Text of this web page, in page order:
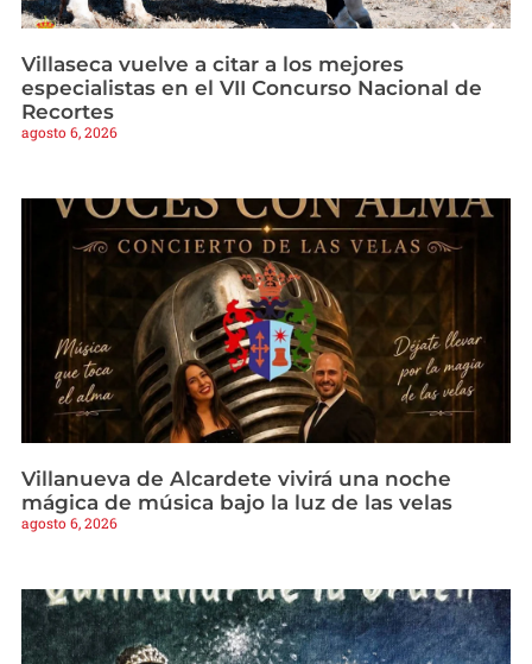
Villaseca vuelve a citar a los mejores
especialistas en el VII Concurso Nacional de
Recortes
agosto 6, 2026
Villanueva de Alcardete vivirá una noche
mágica de música bajo la luz de las velas
agosto 6, 2026